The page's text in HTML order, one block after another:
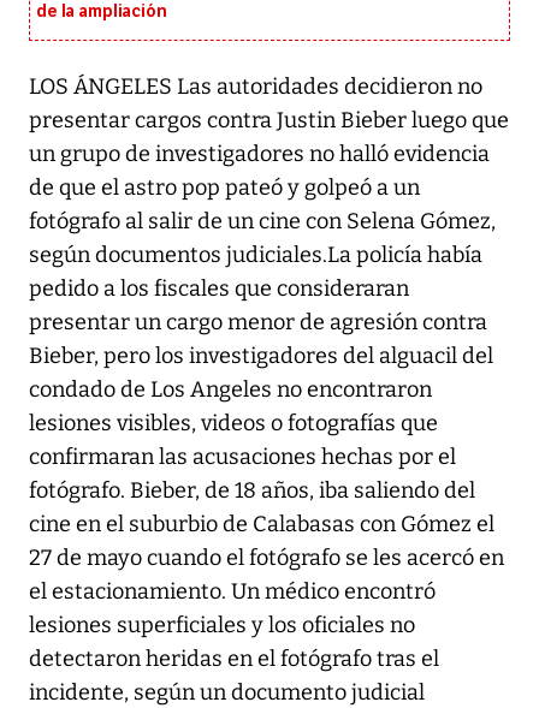
de la ampliación
LOS ÁNGELES Las autoridades decidieron no
presentar cargos contra Justin Bieber luego que
un grupo de investigadores no halló evidencia
de que el astro pop pateó y golpeó a un
fotógrafo al salir de un cine con Selena Gómez,
según documentos judiciales.La policía había
pedido a los fiscales que consideraran
presentar un cargo menor de agresión contra
Bieber, pero los investigadores del alguacil del
condado de Los Angeles no encontraron
lesiones visibles, videos o fotografías que
confirmaran las acusaciones hechas por el
fotógrafo. Bieber, de 18 años, iba saliendo del
cine en el suburbio de Calabasas con Gómez el
27 de mayo cuando el fotógrafo se les acercó en
el estacionamiento. Un médico encontró
lesiones superficiales y los oficiales no
detectaron heridas en el fotógrafo tras el
incidente, según un documento judicial